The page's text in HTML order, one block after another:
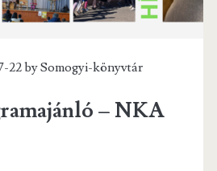
22 bySomogyi-könyvtár
– NKA